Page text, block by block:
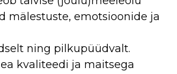
mälestuste, emotsioonide ja
ning pilkupüüdvalt.
kvaliteedi ja maitsega